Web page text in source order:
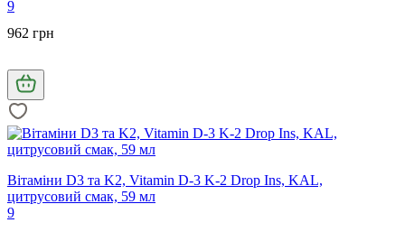
9
962 грн
Вітаміни D3 та K2, Vitamin D-3 K-2 Drop Ins, KAL,
цитрусовий смак, 59 мл
9